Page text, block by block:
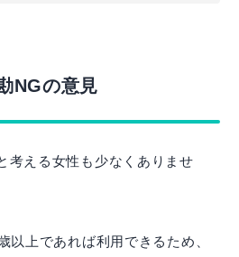
NGの意見
考える女性も少なくありませ
以上であれば利用できるため、